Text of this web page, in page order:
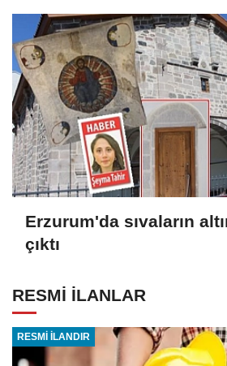
Erzurum'da sıvaların
çıktı
RESMİ İLANLAR
RESMİ İLANDIR